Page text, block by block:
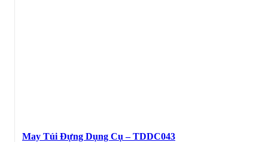
May Túi Đựng Dụng Cụ – TDDC043